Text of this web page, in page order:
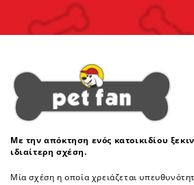
Με την απόκτηση ενός κατοικιδίου
ιδιαίτερη σχέση.
Μία σχέση η οποία χρειάζεται